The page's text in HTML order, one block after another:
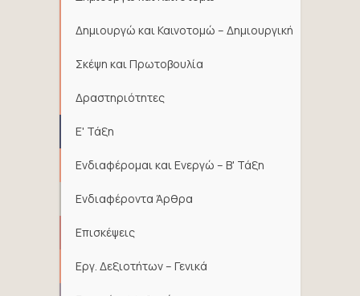
Δημιουργώ και Καινοτομώ – Δημιουργική
Σκέψη και Πρωτοβουλία
Δραστηριότητες
Ε' Τάξη
Ενδιαφέρομαι και Ενεργώ – Β' Τάξη
Ενδιαφέροντα Άρθρα
Επισκέψεις
Εργ. Δεξιοτήτων – Γενικά